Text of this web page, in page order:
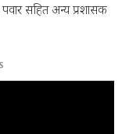
पवार सहित अन्य प्रशासक